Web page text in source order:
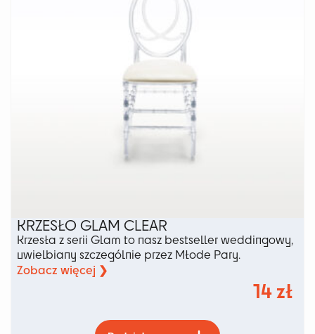
produktu
KRZESŁO GLAM CLEAR
Krzesła z serii Glam to nasz bestseller weddingowy,
uwielbiany szczególnie przez Młode Pary.
Zobacz więcej ❯
14zł